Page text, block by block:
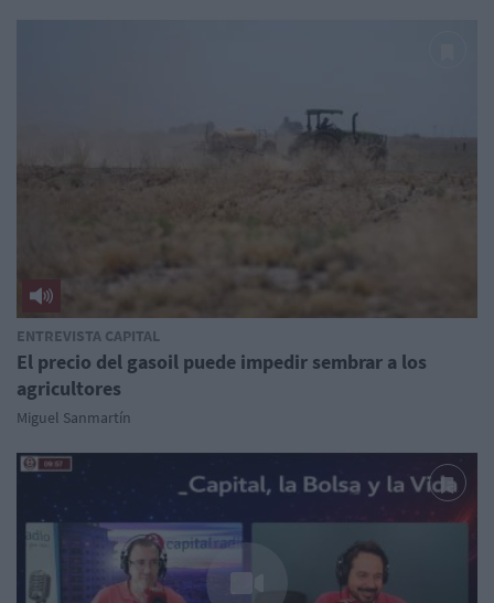
ENTREVISTA CAPITAL
El precio del gasoil puede impedir sembrar a los
agricultores
Miguel Sanmartín